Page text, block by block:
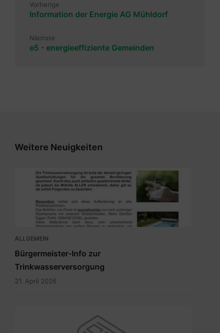
Vorherige
Information der Energie AG Mühldorf
Nächste
e5 - energieeffiziente Gemeinden
Weitere Neuigkeiten
Bürgermeisterinfo
Wasser.pdf
ALLGEMEIN
Bürgermeister-Info zur
Trinkwasserversorgung
21. April 2026